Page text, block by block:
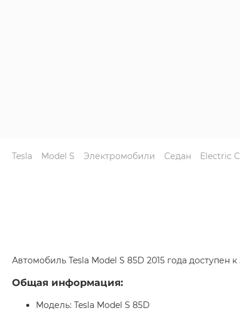
Tesla Model S Электромобили Седан Electric
Автомобиль Tesla Model S 85D 2015 года доступен к
Общая информация:
Модель: Tesla Model S 85D